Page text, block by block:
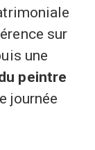
sur
une
peintre
journée